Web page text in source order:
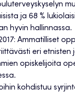
ja 68 %
hyvin hallinnassa.
Ammatilliset
eri etnisten
opiskelijoita
kohdistuu